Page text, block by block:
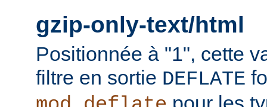
gzip-only-text/html
Positionnée à "1", cette
filtre en sortie DEFLATE